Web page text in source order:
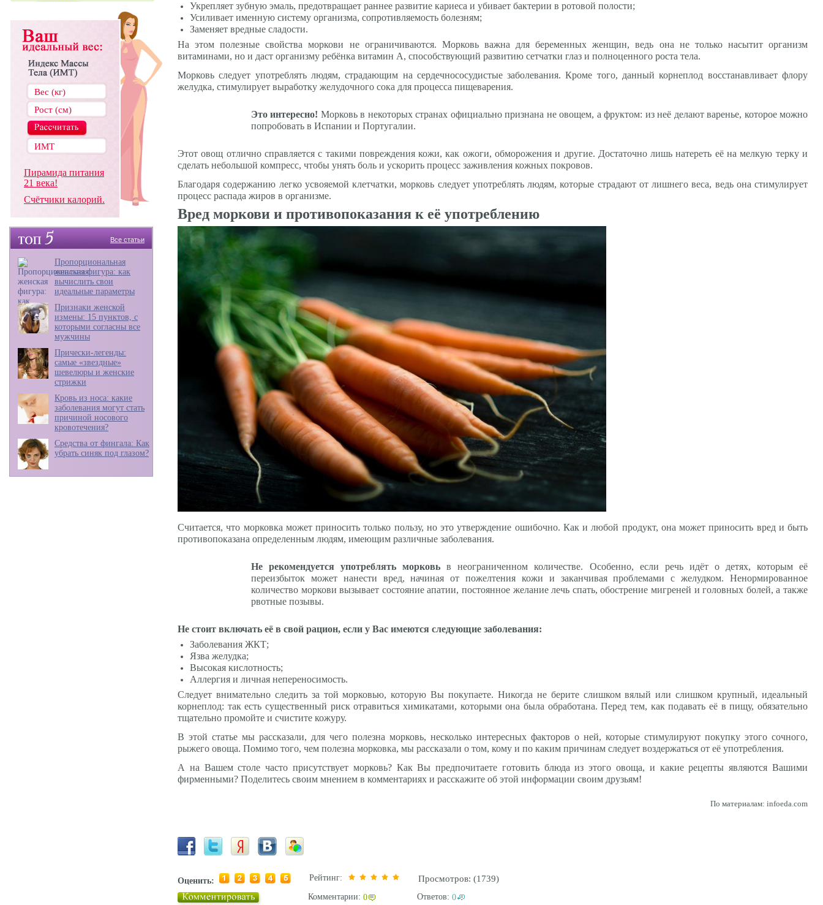
Пирамида питания
21 века!
Счётчики калорий.
Все статьи
Пропорциональная
женская фигура: как
вычислить свои
идеальные параметры
Признаки женской
измены: 15 пунктов, с
которыми согласны все
мужчины
Прически-легенды:
самые «звездные»
шевелюры и женские
стрижки
Кровь из носа: какие
заболевания могут стать
причиной носового
кровотечения?
Средства от фингала: Как
убрать синяк под глазом?
Укрепляет зубную эмаль, предотвращает раннее развитие кариеса и убивает бактерии в ротовой полости;
Усиливает именную систему организма, сопротивляемость болезням;
Заменяет вредные сладости.
На этом полезные свойства моркови не ограничиваются. Морковь важна для беременных женщин, ведь она не только насытит организм
витаминами, но и даст организму ребёнка витамин А, способствующий развитию сетчатки глаз и полноценного роста тела.
Морковь следует употреблять людям, страдающим на сердечнососудистые заболевания. Кроме того, данный корнеплод восстанавливает флору
желудка, стимулирует выработку желудочного сока для процесса пищеварения.
Это интересно! Морковь в некоторых странах официально признана не овощем, а фруктом: из неё делают варенье, которое можно
попробовать в Испании и Португалии.
Этот овощ отлично справляется с такими повреждения кожи, как ожоги, обморожения и другие. Достаточно лишь натереть её на мелкую терку и
сделать небольшой компресс, чтобы унять боль и ускорить процесс заживления кожных покровов.
Благодаря содержанию легко усвояемой клетчатки, морковь следует употреблять людям, которые страдают от лишнего веса, ведь она стимулирует
процесс распада жиров в организме.
Вред моркови и противопоказания к её употреблению
Считается, что морковка может приносить только пользу, но это утверждение ошибочно. Как и любой продукт, она может приносить вред и быть
противопоказана определенным людям, имеющим различные заболевания.
Не рекомендуется употреблять морковь в неограниченном количестве. Особенно, если речь идёт о детях, которым её
переизбыток может нанести вред, начиная от пожелтения кожи и заканчивая проблемами с желудком. Ненормированное
количество моркови вызывает состояние апатии, постоянное желание лечь спать, обострение мигреней и головных болей, а также
рвотные позывы.
Не стоит включать её в свой рацион, если у Вас имеются следующие заболевания:
Заболевания ЖКТ;
Язва желудка;
Высокая кислотность;
Аллергия и личная непереносимость.
Следует внимательно следить за той морковью, которую Вы покупаете. Никогда не берите слишком вялый или слишком крупный, идеальный
корнеплод: так есть существенный риск отравиться химикатами, которыми она была обработана. Перед тем, как подавать её в пищу, обязательно
тщательно промойте и счистите кожуру.
В этой статье мы рассказали, для чего полезна морковь, несколько интересных факторов о ней, которые стимулируют покупку этого сочного,
рыжего овоща. Помимо того, чем полезна морковка, мы рассказали о том, кому и по каким причинам следует воздержаться от её употребления.
А на Вашем столе часто присутствует морковь? Как Вы предпочитаете готовить блюда из этого овоща, и какие рецепты являются Вашими
фирменными? Поделитесь своим мнением в комментариях и расскажите об этой информации своим друзьям!
По материалам: infoeda.com
Оценить: Рейтинг: Просмотров: (1739)
Комментарии: 0 Ответов: 0